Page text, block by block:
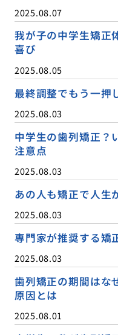
2025.08.07
我が子の中学生矯正
喜び
2025.08.05
最終調整でもう一押
2025.08.03
中学生の歯列矯正？
注意点
2025.08.03
あの人も矯正で人生
2025.08.03
専門家が推奨する矯
2025.08.03
歯列矯正の期間はな
原因とは
2025.08.01